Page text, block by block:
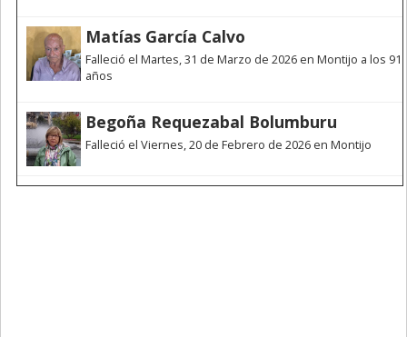
Matías García Calvo
Falleció el Martes, 31 de Marzo de 2026 en Montijo a los 91
años
Begoña Requezabal Bolumburu
Falleció el Viernes, 20 de Febrero de 2026 en Montijo